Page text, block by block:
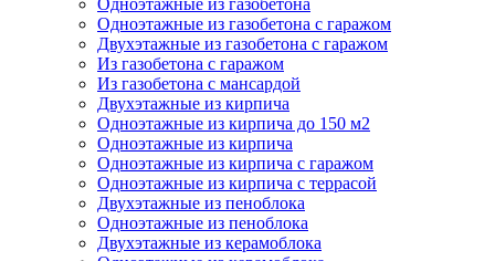
Одноэтажные из газобетона
Одноэтажные из газобетона с гаражом
Двухэтажные из газобетона с гаражом
Из газобетона с гаражом
Из газобетона с мансардой
Двухэтажные из кирпича
Одноэтажные из кирпича до 150 м2
Одноэтажные из кирпича
Одноэтажные из кирпича с гаражом
Одноэтажные из кирпича с террасой
Двухэтажные из пеноблока
Одноэтажные из пеноблока
Двухэтажные из керамоблока